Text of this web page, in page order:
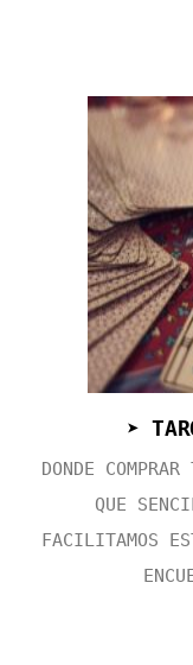
➤
DONDE
QUE
FACILITAMOS